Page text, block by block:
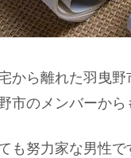
から離れた羽曳
市のメンバーから
も努力家な男性